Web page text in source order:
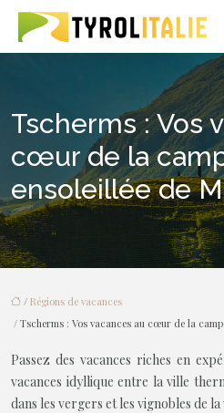
Tscherms : Vos
cœur de la
ensoleillée de
/ Régions de vacances
/ Tscherms : Vos vacances au cœur de la
Passez des vacances riches en
vacances idyllique entre la ville
dans les vergers et les vignobles de la